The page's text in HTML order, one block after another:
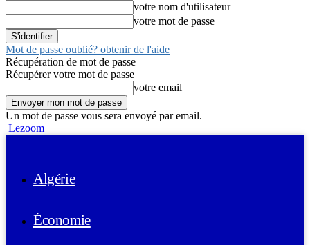
votre nom d'utilisateur
votre mot de passe
Mot de passe oublié? obtenir de l'aide
Récupération de mot de passe
Récupérer votre mot de passe
votre email
Un mot de passe vous sera envoyé par email.
Lezoom
Algérie
Économie